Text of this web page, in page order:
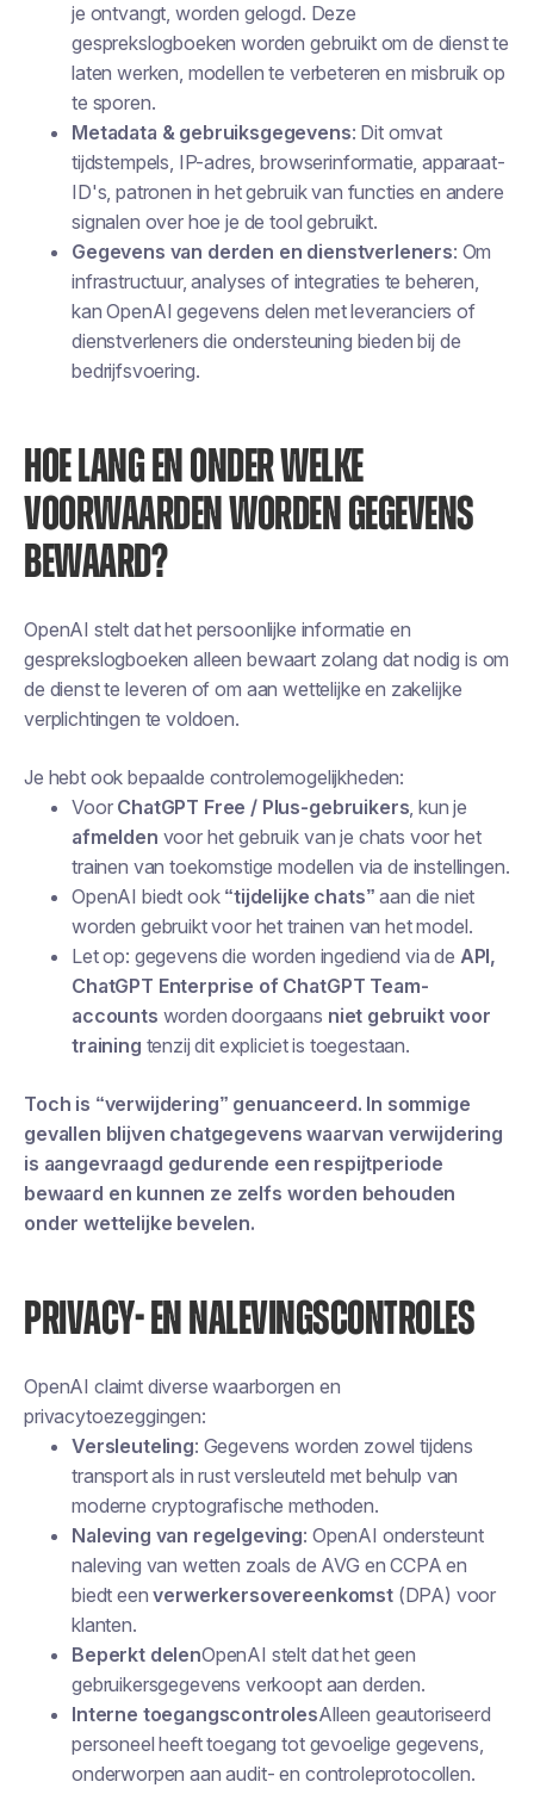
je ontvangt, worden gelogd. Deze
gesprekslogboeken worden gebruikt om de dienst te
laten werken, modellen te verbeteren en misbruik op
te sporen.
Metadata & gebruiksgegevens: Dit omvat
tijdstempels, IP-adres, browserinformatie, apparaat-
ID's, patronen in het gebruik van functies en andere
signalen over hoe je de tool gebruikt.
Gegevens van derden en dienstverleners: Om
infrastructuur, analyses of integraties te beheren,
kan OpenAI gegevens delen met leveranciers of
dienstverleners die ondersteuning bieden bij de
bedrijfsvoering.
HOE LANG EN ONDER WELKE
VOORWAARDEN WORDEN GEGEVENS
BEWAARD?
OpenAI stelt dat het persoonlijke informatie en
gesprekslogboeken alleen bewaart zolang dat nodig is om
de dienst te leveren of om aan wettelijke en zakelijke
verplichtingen te voldoen.
Je hebt ook bepaalde controlemogelijkheden:
Voor ChatGPT Free / Plus-gebruikers, kun je
afmelden voor het gebruik van je chats voor het
trainen van toekomstige modellen via de instellingen.
OpenAI biedt ook “tijdelijke chats” aan die niet
worden gebruikt voor het trainen van het model.
Let op: gegevens die worden ingediend via de API,
ChatGPT Enterprise of ChatGPT Team-
accounts worden doorgaans niet gebruikt voor
training tenzij dit expliciet is toegestaan.
Toch is “verwijdering” genuanceerd. In sommige
gevallen blijven chatgegevens waarvan verwijdering
is aangevraagd gedurende een respijtperiode
bewaard en kunnen ze zelfs worden behouden
onder wettelijke bevelen.
PRIVACY- EN NALEVINGSCONTROLES
OpenAI claimt diverse waarborgen en
privacytoezeggingen:
Versleuteling: Gegevens worden zowel tijdens
transport als in rust versleuteld met behulp van
moderne cryptografische methoden.
Naleving van regelgeving: OpenAI ondersteunt
naleving van wetten zoals de AVG en CCPA en
biedt eenverwerkersovereenkomst(DPA) voor
klanten.
Beperkt delenOpenAI stelt dat het geen
gebruikersgegevens verkoopt aan derden.
Interne toegangscontrolesAlleen geautoriseerd
personeel heeft toegang tot gevoelige gegevens,
onderworpen aan audit- en controleprotocollen.